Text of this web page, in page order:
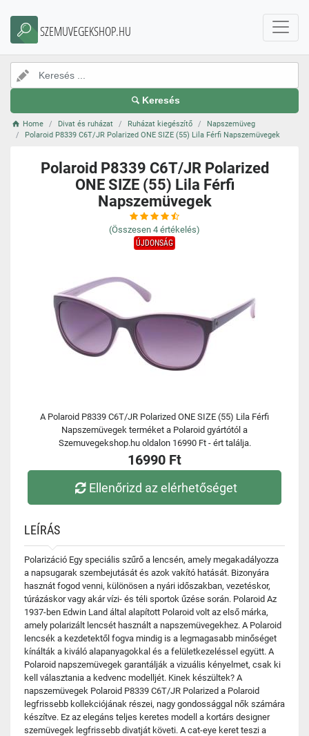
SZEMUVEGEKSHOP.HU
Keresés
Home Divat és ruházat Ruházat kiegészítő
Napszemüveg
Polaroid P8339 C6T/JR Polarized ONE SIZE (55) Lila Férfi Napszemüvegek
Polaroid P8339 C6T/JR Polarized
ONE SIZE (55) Lila Férfi
Napszemüvegek
(Összesen 4 értékelés)
ÚJDONSÁG
A Polaroid P8339 C6T/JR Polarized ONE SIZE (55) Lila Férfi
Napszemüvegek terméket a Polaroid gyártótól a
Szemuvegekshop.hu oldalon 16990 Ft - ért találja.
16990 Ft
Ellenőrizd az elérhetőséget
LEÍRÁS
Polarizáció Egy speciális szűrő a lencsén, amely megakadályozza
a napsugarak szembejutását és azok vakító hatását. Bizonyára
hasznát fogod venni, különösen a nyári időszakban, vezetéskor,
túrázáskor vagy akár vízi- és téli sportok űzése során. Polaroid Az
1937-ben Edwin Land által alapított Polaroid volt az első márka,
amely polarizált lencsét használt a napszemüvegekhez. A Polaroid
lencsék a kezdetektől fogva mindig is a legmagasabb minőséget
kínálták a kiváló alapanyagokkal és a felületkezeléssel együtt. A
Polaroid napszemüvegek garantálják a vizuális kényelmet, csak ki
kell választania a kedvenc modelljét. Kinek készültek? A
napszemüvegek Polaroid P8339 C6T/JR Polarized a Polaroid
legfrissebb kollekciójának részei, nagy gondossággal nők számára
készítve. Ez az elegáns teljes keretes modell a kortárs designer
szemüvegek legfrissebb divatját követi. A cat-eye keret teszi a